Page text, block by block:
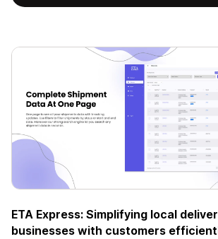
ETA Express: Simplifying local
businesses with customers